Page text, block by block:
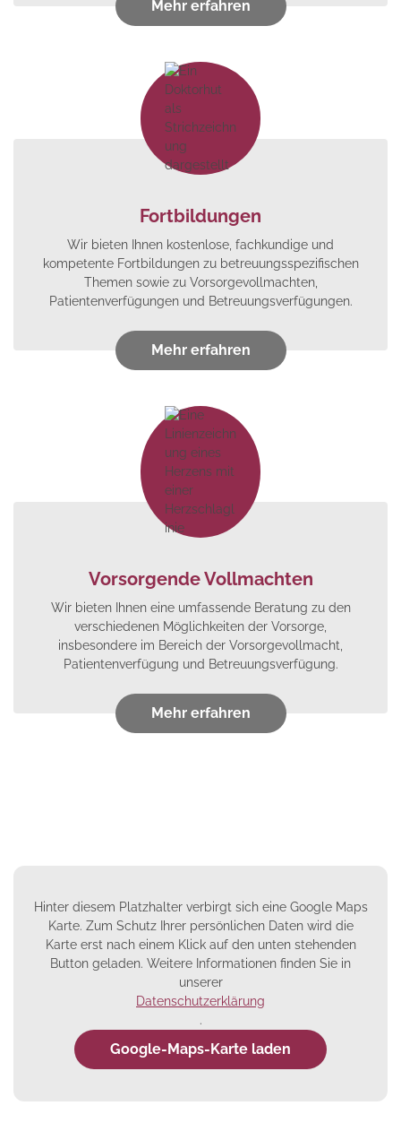
Mehr erfahren
Fortbildungen
Wir bieten Ihnen kostenlose, fachkundige und
kompetente Fortbildungen zu betreuungsspezifischen
Themen sowie zu Vorsorgevollmachten,
Patientenverfügungen und Betreuungsverfügungen.
Mehr erfahren
Vorsorgende Vollmachten
Wir bieten Ihnen eine umfassende Beratung zu den
verschiedenen Möglichkeiten der Vorsorge,
insbesondere im Bereich der Vorsorgevollmacht,
Patientenverfügung und Betreuungsverfügung.
Mehr erfahren
Hinter diesem Platzhalter verbirgt sich eine Google Maps
Karte. Zum Schutz Ihrer persönlichen Daten wird die
Karte erst nach einem Klick auf den unten stehenden
Button geladen. Weitere Informationen finden Sie in
unserer
Datenschutzerklärung
.
Google-Maps-Karte laden